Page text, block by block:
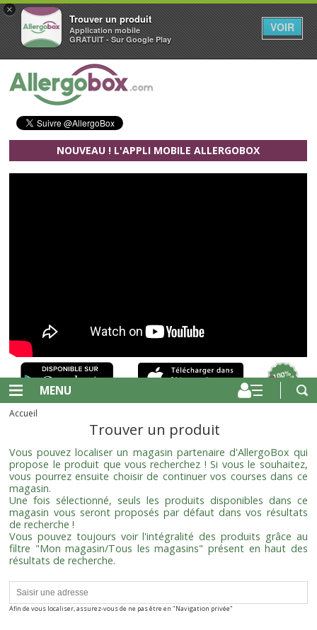
×
Trouver un produit
Application mobile
GRATUIT - Sur Google Play
VOIR
Aller au contenu principal
NOUVEAU ! L'APPLI MOBILE ALLERGOBOX
MENU
Accueil
Trouver un produit
Vous pouvez localiser un magasin partenaire d'AllergoBox qui
propose le produit que vous recherchez ! Si vous le souhaitez,
vous pourrez ensuite choisir de continuer vos courses dans ce
magasin.
Une fois sélectionné, seuls les produits disponibles dans ce
magasin vous seront proposés par défaut dans vos résultats
de recherche !
Vous pouvez toujours voir l'intégralité des produits grâce au
filtre "Mon magasin/Tous les magasins" présent en haut des
résultats de recherche.
Afin de vous localiser, assurez-vous de ne pas être en "Navigation privée"